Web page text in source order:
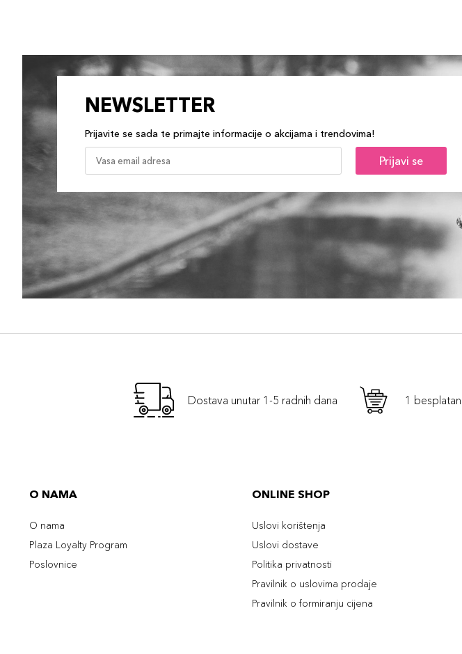
NEWSLETTER
Prijavite se sada te primajte informacije o akcijama i trendovima!
Prijavi se
Dostava unutar 1-5 radnih dana 1
O NAMA
O nama
Plaza Loyalty Program
Poslovnice
ONLINE SHOP
Uslovi korištenja
Uslovi dostave
Politika privatnosti
Pravilnik o uslovima prodaje
Pravilnik o formiranju cijena